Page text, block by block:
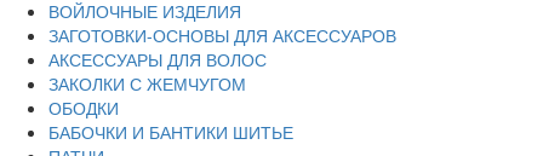
ВОЙЛОЧНЫЕ ИЗДЕЛИЯ
ЗАГОТОВКИ-ОСНОВЫ ДЛЯ АКСЕССУАРОВ
АКСЕССУАРЫ ДЛЯ ВОЛОС
ЗАКОЛКИ С ЖЕМЧУГОМ
ОБОДКИ
БАБОЧКИ И БАНТИКИ ШИТЬЕ